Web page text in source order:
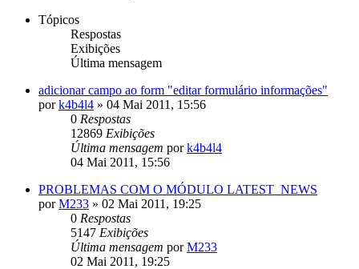
Tópicos
Respostas
Exibições
Última mensagem
adicionar campo ao form "editar formulário informações"
pork4b4l4 » 04 Mai 2011, 15:56
0 Respostas
12869 Exibições
Última mensagem pork4b4l4
04 Mai 2011, 15:56
PROBLEMAS COM O MÓDULO LATEST_NEWS
porM233 » 02 Mai 2011, 19:25
0 Respostas
5147 Exibições
Última mensagem porM233
02 Mai 2011, 19:25